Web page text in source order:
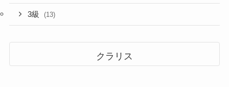
3級 (13)
クラリス